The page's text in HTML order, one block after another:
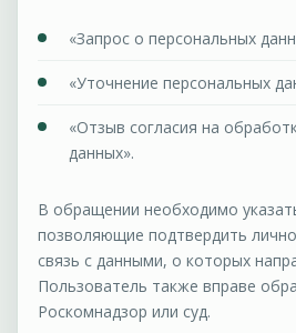
«Запрос о персональных
«Уточнение персональных
«Отзыв согласия на
данных».
В обращении необходимо
позволяющие подтвердить
связь с данными, о которых
Пользователь также вправе
Роскомнадзор или суд.